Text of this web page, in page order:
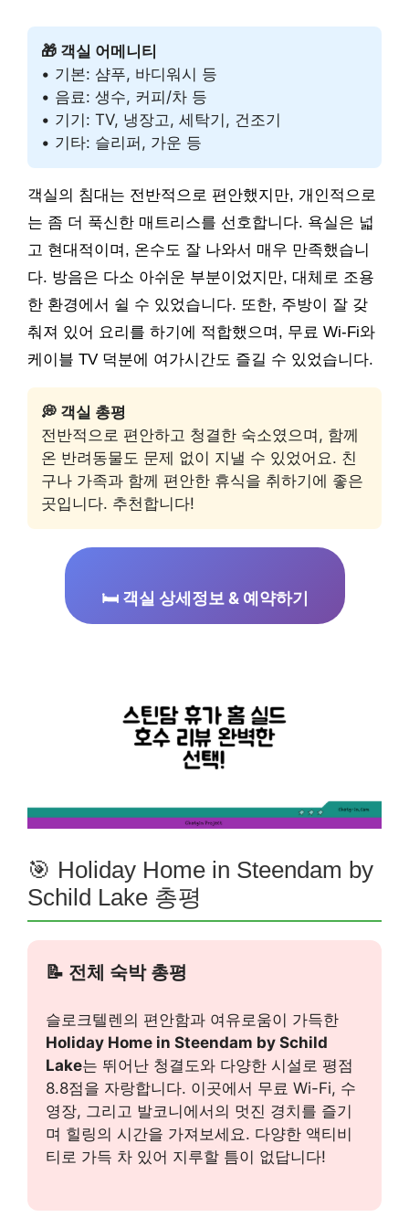
🎁 객실 어메니티
• 기본: 샴푸, 바디워시 등
• 음료: 생수, 커피/차 등
• 기기: TV, 냉장고, 세탁기, 건조기
• 기타: 슬리퍼, 가운 등
객실의 침대는 전반적으로 편안했지만, 개인적으로
는 좀 더 푹신한 매트리스를 선호합니다. 욕실은 넓
고 현대적이며, 온수도 잘 나와서 매우 만족했습니
다. 방음은 다소 아쉬운 부분이었지만, 대체로 조용
한 환경에서 쉴 수 있었습니다. 또한, 주방이 잘 갖
춰져 있어 요리를 하기에 적합했으며, 무료 Wi-Fi와
케이블 TV 덕분에 여가시간도 즐길 수 있었습니다.
💭 객실 총평
전반적으로 편안하고 청결한 숙소였으며, 함께
온 반려동물도 문제 없이 지낼 수 있었어요. 친
구나 가족과 함께 편안한 휴식을 취하기에 좋은
곳입니다. 추천합니다!
🛏️ 객실 상세정보 & 예약하기
🎯 Holiday Home in Steendam by
Schild Lake 총평
📝 전체 숙박 총평
슬로크텔렌의 편안함과 여유로움이 가득한
Holiday Home in Steendam by Schild
Lake는 뛰어난 청결도와 다양한 시설로 평점
8.8점을 자랑합니다. 이곳에서 무료 Wi-Fi, 수
영장, 그리고 발코니에서의 멋진 경치를 즐기
며 힐링의 시간을 가져보세요. 다양한 액티비
티로 가득 차 있어 지루할 틈이 없답니다!